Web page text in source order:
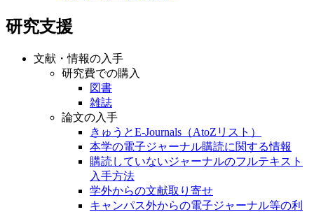
研究支援
文献・情報の入手
研究費での購入
図書
雑誌
論文の入手
きゅうとE-Journals（AtoZリスト）
本学の電子ジャーナル購読に関する情報
購読していないジャーナルのフルテキスト
入手方法
学外からの文献取り寄せ
キャンパス外からの電子ジャーナル等の利